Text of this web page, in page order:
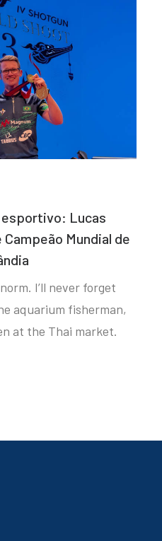
Lucas
Campeão Mundial de
I’ll never forget
aquarium fisherman,
at the Thai market.